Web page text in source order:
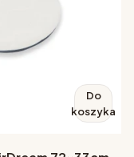
Do
koszyka